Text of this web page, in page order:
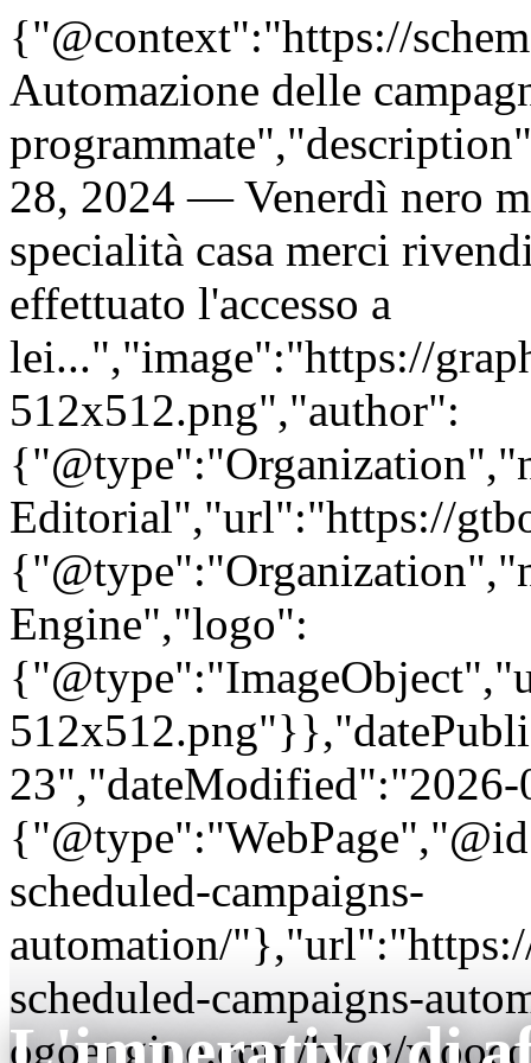
{"@context":"https://
Automazione delle
28, 2024 — Venerdì nero
specialità casa merci
effettuato l'accesso a
lei...","image":"https://
512x512.png","author":
Editorial","url":"https://
Engine","logo":
scheduled-campaigns-
automation/
scheduled-campaigns-
ogoengine.com/blog/